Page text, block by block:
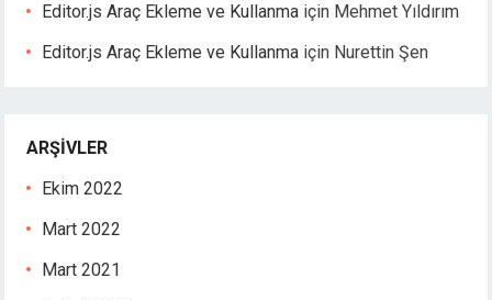
Editor.js Araç Ekleme ve Kullanma için Mehmet Yıldırım
Editor.js Araç Ekleme ve Kullanma için Nurettin Şen
ARŞIVLER
Ekim 2022
Mart 2022
Mart 2021